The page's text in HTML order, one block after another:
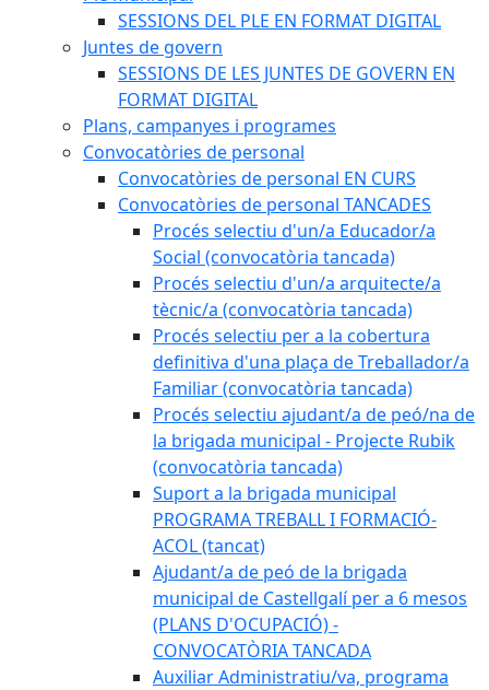
SESSIONS DEL PLE EN FORMAT DIGITAL
Juntes de govern
SESSIONS DE LES JUNTES DE GOVERN EN
FORMAT DIGITAL
Plans, campanyes i programes
Convocatòries de personal
Convocatòries de personal EN CURS
Convocatòries de personal TANCADES
Procés selectiu d'un/a Educador/a
Social (convocatòria tancada)
Procés selectiu d'un/a arquitecte/a
tècnic/a (convocatòria tancada)
Procés selectiu per a la cobertura
definitiva d'una plaça de Treballador/a
Familiar (convocatòria tancada)
Procés selectiu ajudant/a de peó/na de
la brigada municipal - Projecte Rubik
(convocatòria tancada)
Suport a la brigada municipal
PROGRAMA TREBALL I FORMACIÓ-
ACOL (tancat)
Ajudant/a de peó de la brigada
municipal de Castellgalí per a 6 mesos
(PLANS D'OCUPACIÓ) -
CONVOCATÒRIA TANCADA
Auxiliar Administratiu/va, programa